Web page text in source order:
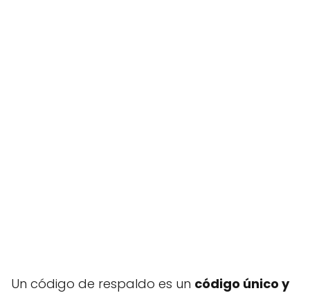
Un código de respaldo es un código único y